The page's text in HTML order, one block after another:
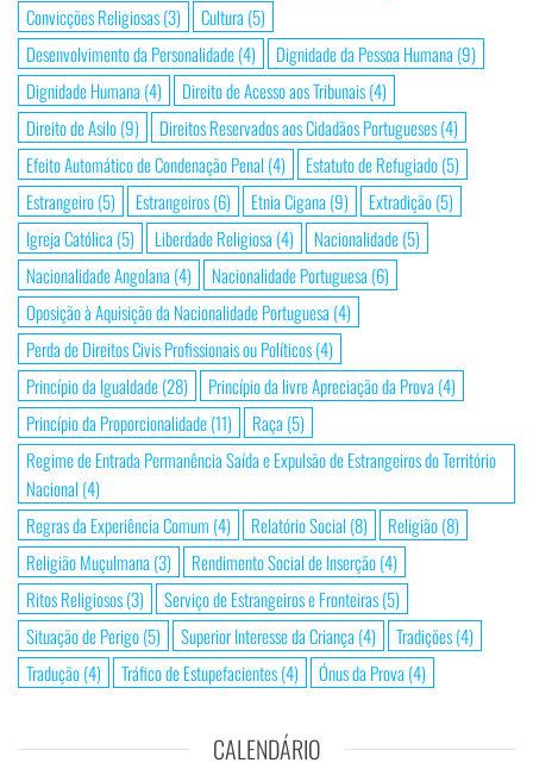
Convicções Religiosas(3) Cultura (5)
Desenvolvimento da Personalidade(4) Dignidade da Pessoa Humana (9)
Dignidade Humana (4) Direito de Acesso aos Tribunais(4)
Direito de Asilo(9) Direitos Reservados aos Cidadãos Portugueses(4)
Efeito Automático de Condenação Penal (4) Estatuto de Refugiado(5)
Estrangeiro(5) Estrangeiros(6) Etnia Cigana (9) Extradição(5)
Igreja Católica (5) Liberdade Religiosa (4) Nacionalidade(5)
Nacionalidade Angolana (4) Nacionalidade Portuguesa (6)
Oposição à Aquisição da Nacionalidade Portuguesa (4)
Perda de Direitos Civis Profissionais ou Políticos(4)
Princípio da Igualdade(28) Princípio da livre Apreciação da Prova (4)
Princípio da Proporcionalidade(11) Raça (5)
Regime de Entrada Permanência Saída e Expulsão de Estrangeiros do Território
Nacional (4)
Regras da Experiência Comum (4) Relatório Social (8) Religião(8)
Religião Muçulmana (3) Rendimento Social de Inserção(4)
Ritos Religiosos(3) Serviço de Estrangeiros e Fronteiras(5)
Situação de Perigo(5) Superior Interesse da Criança (4) Tradições(4)
Tradução(4) Tráfico de Estupefacientes(4) Ónus da Prova (4)
CALENDÁRIO